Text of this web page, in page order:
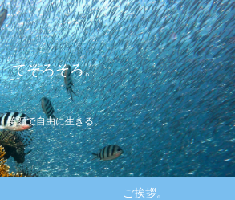
てそろそろ。
笑顔で自由に生きる。
ご挨拶。